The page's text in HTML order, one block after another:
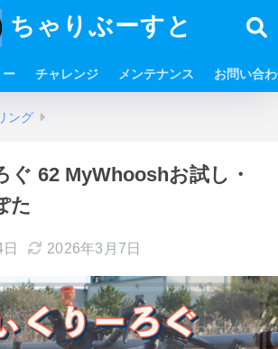
ちゃりぶーすと
ー チャレンジ メンテナンス お問い合
ング
ぐ 62 MyWhooshお試し・
た
2026年3月7日